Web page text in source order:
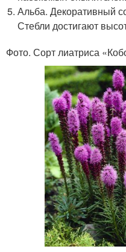
Альба. Декоративный
Стебли достигают
Фото. Сорт лиатриса